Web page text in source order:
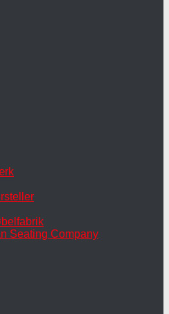
Seating Company